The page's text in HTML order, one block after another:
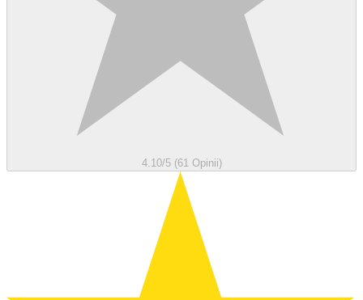
4.10/5 (61 Opinii)